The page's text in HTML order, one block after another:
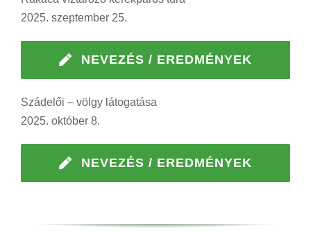
2025. szeptember 25.
NEVEZÉS / EREDMÉNYEK
Szádelői – völgy látogatása
2025. október 8.
NEVEZÉS / EREDMÉNYEK